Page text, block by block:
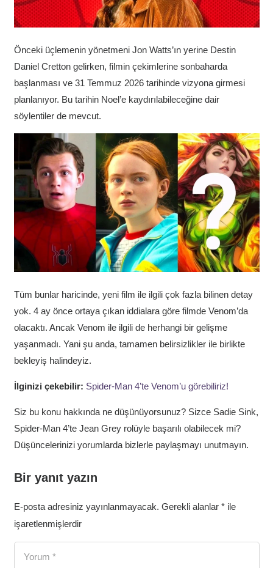
Önceki üçlemenin yönetmeni Jon Watts’ın yerine Destin
Daniel Cretton gelirken, filmin çekimlerine sonbaharda
başlanması ve 31 Temmuz 2026 tarihinde vizyona girmesi
planlanıyor. Bu tarihin Noel’e kaydırılabileceğine dair
söylentiler de mevcut.
Tüm bunlar haricinde, yeni film ile ilgili çok fazla bilinen detay
yok. 4 ay önce ortaya çıkan iddialara göre filmde Venom’da
olacaktı. Ancak Venom ile ilgili de herhangi bir gelişme
yaşanmadı. Yani şu anda, tamamen belirsizlikler ile birlikte
bekleyiş halindeyiz.
İlginizi çekebilir: Spider-Man 4’te Venom’u görebiliriz!
Siz bu konu hakkında ne düşünüyorsunuz? Sizce Sadie Sink,
Spider-Man 4’te Jean Grey rolüyle başarılı olabilecek mi?
Düşüncelerinizi yorumlarda bizlerle paylaşmayı unutmayın.
Bir yanıt yazın
E-posta adresiniz yayınlanmayacak. Gerekli alanlar *ile
işaretlenmişlerdir